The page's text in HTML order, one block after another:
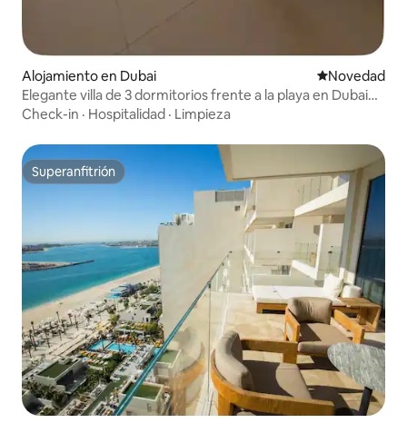
Alojamiento en Dubai Lugar para
Novedad
Elegante villa de 3 dormitorios frente a la playa en Dubai
South
Check-in · Hospitalidad · Limpieza
Superanfitrión
Superanfitrión